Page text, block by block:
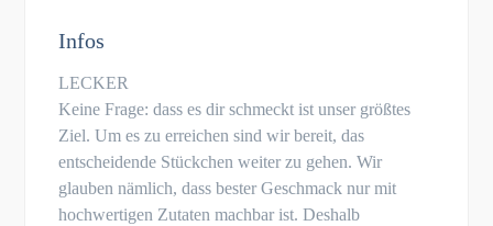
Infos
LECKER
Keine Frage: dass es dir schmeckt ist unser größtes
Ziel. Um es zu erreichen sind wir bereit, das
entscheidende Stückchen weiter zu gehen. Wir
glauben nämlich, dass bester Geschmack nur mit
hochwertigen Zutaten machbar ist. Deshalb